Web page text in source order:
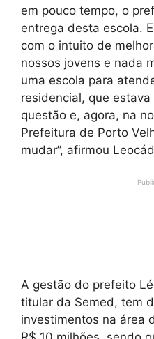
em pouco tempo, o
entrega desta escola.
com o intuito de
nossos jovens e nada
uma escola para
residencial, que
questão e, agora, na
Prefeitura de Porto
mudar”, afirmou
A gestão do prefeito
titular da Semed, tem
investimentos na área